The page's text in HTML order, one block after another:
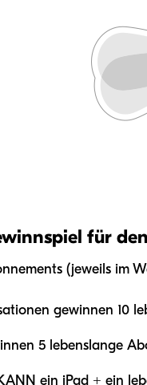
für
(jeweils im
gewinnen 10
5 lebenslange
ein iPad + ein